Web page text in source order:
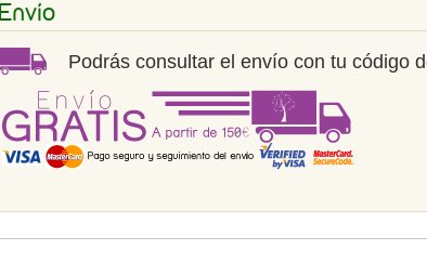
Envío
Podrás consultar el envío con tu código